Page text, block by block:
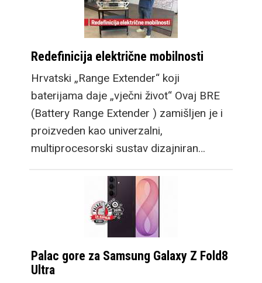
Redefinicija električne mobilnosti
Hrvatski „Range Extender“ koji
baterijama daje „vječni život“ Ovaj BRE
(Battery Range Extender ) zamišljen je i
proizveden kao univerzalni,
multiprocesorski sustav dizajniran…
Palac gore za Samsung Galaxy Z Fold8
Ultra